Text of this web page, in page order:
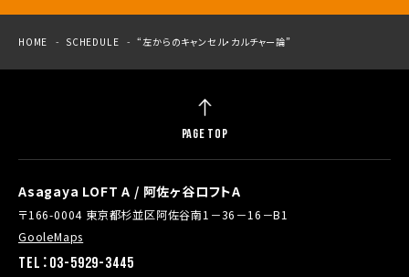
HOME SCHEDULE “左からのキャンセル・カルチャー論”
Asagaya LOFT A / 阿佐ヶ谷ロフトA
〒166-0004 東京都杉並区阿佐谷南1－36－16－B1
GooleMaps
TEL：03-5929-3445
PAGE TOP